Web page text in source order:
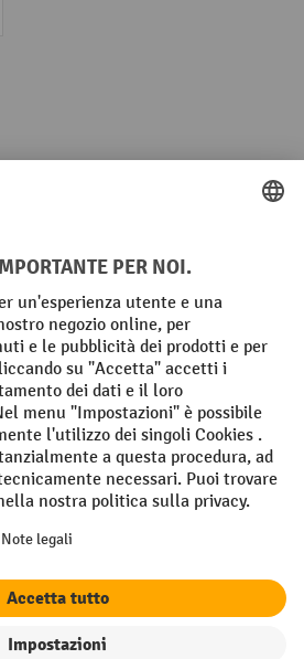
anticipato
dei dati Impronta
costsand possible delivery charges,
scorte. Lo sconto non si applica
la combinazione con altri sconti o
viene concesso una sola volta al
online a partire da un valore netto
al 10%. Sono esclusi i transpallet
i carrelli elevatori frontali
buoni in percentuale.